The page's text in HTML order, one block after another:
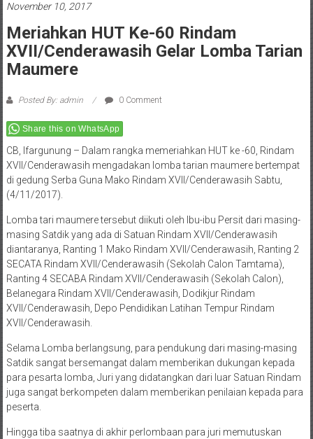
November 10, 2017
Meriahkan HUT Ke-60 Rindam
XVII/Cenderawasih Gelar Lomba Tarian
Maumere
Posted By: admin 0 Comment
Share this on WhatsApp
CB, Ifargunung – Dalam rangka memeriahkan HUT ke -60, Rindam
XVII/Cenderawasih mengadakan lomba tarian maumere bertempat
di gedung Serba Guna Mako Rindam XVII/Cenderawasih Sabtu,
(4/11/2017).
Lomba tari maumere tersebut diikuti oleh Ibu-ibu Persit dari masing-
masing Satdik yang ada di Satuan Rindam XVII/Cenderawasih
diantaranya, Ranting 1 Mako Rindam XVII/Cenderawasih, Ranting 2
SECATA Rindam XVII/Cenderawasih (Sekolah Calon Tamtama),
Ranting 4 SECABA Rindam XVII/Cenderawasih (Sekolah Calon),
Belanegara Rindam XVII/Cenderawasih, Dodikjur Rindam
XVII/Cenderawasih, Depo Pendidikan Latihan Tempur Rindam
XVII/Cenderawasih.
Selama Lomba berlangsung, para pendukung dari masing-masing
Satdik sangat bersemangat dalam memberikan dukungan kepada
para pesarta lomba, Juri yang didatangkan dari luar Satuan Rindam
juga sangat berkompeten dalam memberikan penilaian kepada para
peserta.
Hingga tiba saatnya di akhir perlombaan para juri memutuskan